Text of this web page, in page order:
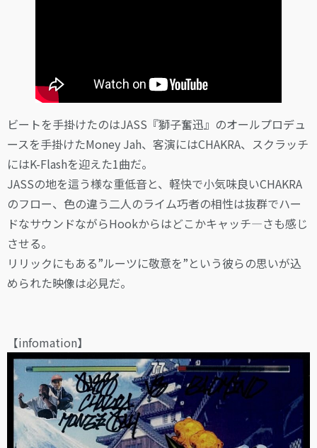
ビートを手掛けたのはJASS『獅子奮迅』のオールプロデュ
ースを手掛けたMoney Jah、客演にはCHAKRA、スクラッチ
にはK-Flashを迎えた1曲だ。
JASSの地を這う様な重低音と、軽快で小気味良いCHAKRA
のフロー、色の違う二人のライム巧者の相性は抜群でハー
ドなサウンドながらHookからはどこかキャッチ―さも感じ
させる。
リリックにもある”ルーツに敬意を”という彼らの思いが込
められた映像は必見だ。
【infomation】